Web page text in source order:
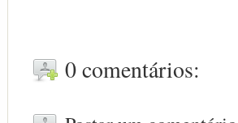
0 comentários: